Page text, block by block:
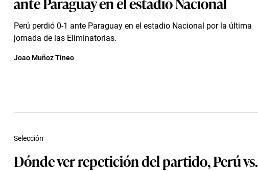
Perú perdió 0-1 ante Paraguay en el estadio Nacional por la última
jornada de las Eliminatorias.
Joao Muñoz Tineo
Dónde ver repetición del partido, Perú vs.
Selección